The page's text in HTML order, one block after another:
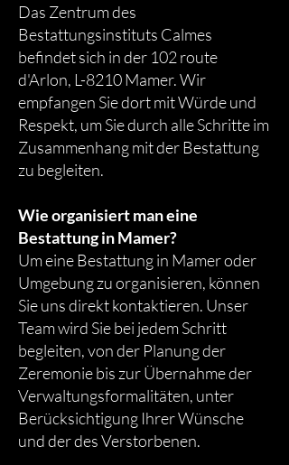
Das Zentrum des
Bestattungsinstituts Calmes
befindet sich in der 102 route
d'Arlon, L-8210 Mamer. Wir
empfangen Sie dort mit Würde und
Respekt, um Sie durch alle Schritte im
Zusammenhang mit der Bestattung
zu begleiten.
Wie organisiert man eine
Bestattung in Mamer?
Um eine Bestattung in Mamer oder
Umgebung zu organisieren, können
Sie uns direkt kontaktieren. Unser
Team wird Sie bei jedem Schritt
begleiten, von der Planung der
Zeremonie bis zur Übernahme der
Verwaltungsformalitäten, unter
Berücksichtigung Ihrer Wünsche
und der des Verstorbenen.